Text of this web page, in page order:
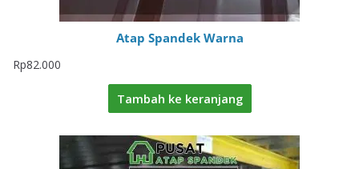
Atap Spandek Warna
Rp82.000
Tambah ke keranjang